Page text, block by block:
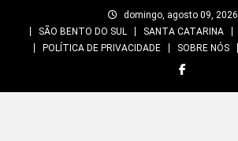
domingo, agosto 09, 2026
SÃO BENTO DO SUL
SANTA CATARINA
POLÍTICA DE PRIVACIDADE
SOBRE NÓS